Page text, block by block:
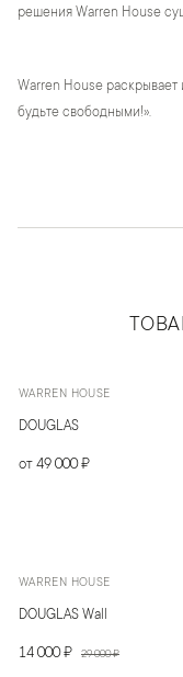
решения Warren House
Warren House
будьте свободными!».
WARREN HOUSE
DOUGLAS
от 49 000 ₽
WARREN HOUSE
DOUGLAS Wall
14 000 ₽ 29 000 ₽